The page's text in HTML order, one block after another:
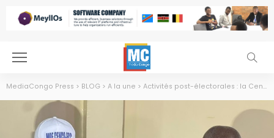
MediaCongo Press > BLOG > A la une > Activités post-électorales : la Cenco et l’ECC condamnent la violence physique et verbale observée tout au long du processus électoral